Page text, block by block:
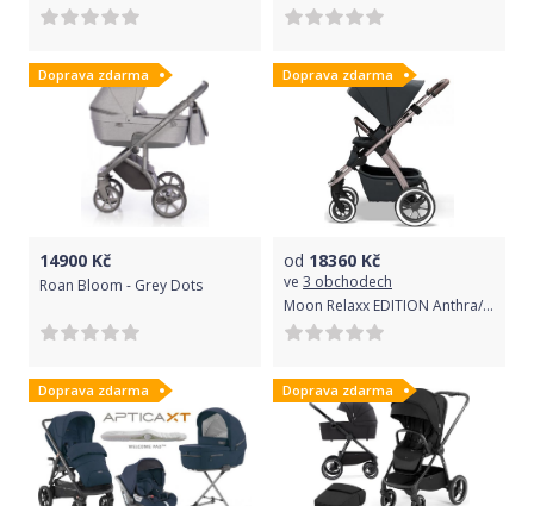
Doprava zdarma
14900 Kč
Roan Bloom - Grey Dots
Doprava zdarma
od 18360 Kč
ve 3 obchodech
Moon Relaxx EDITION Anthra/Grey 2022
Doprava zdarma Doprava zdarma